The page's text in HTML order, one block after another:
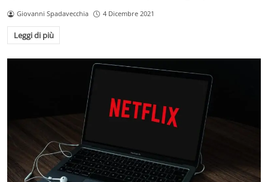
Giovanni Spadavecchia 4 Dicembre 2021
Leggi di più